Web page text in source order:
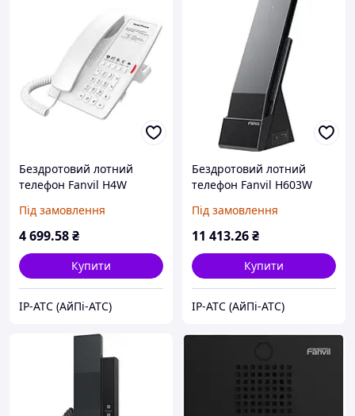
Бездротовий лотний
телефон Fanvil H4W
Під замовлення
4 699.58₴
Купити
IP-АТС (АйПі-АТС)
Бездротовий лотний
телефон Fanvil H603W
Під замовлення
11 413.26₴
Купити
IP-АТС (АйПі-АТС)